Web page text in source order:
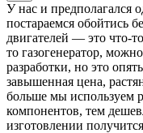
У нас и предполагался
постараемся обойтись
двигателей — это что-
то газогенератор,
разработки, но это
завышенная цена,
больше мы используем
компонентов, тем
изготовлении